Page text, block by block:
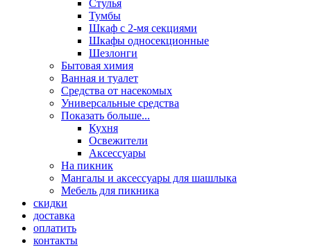
Стулья
Тумбы
Шкаф с 2-мя секциями
Шкафы односекционные
Шезлонги
Бытовая химия
Ванная и туалет
Средства от насекомых
Универсальные средства
Показать больше...
Кухня
Освежители
Аксессуары
На пикник
Мангалы и аксессуары для шашлыка
Мебель для пикника
скидки
доставка
оплатить
контакты